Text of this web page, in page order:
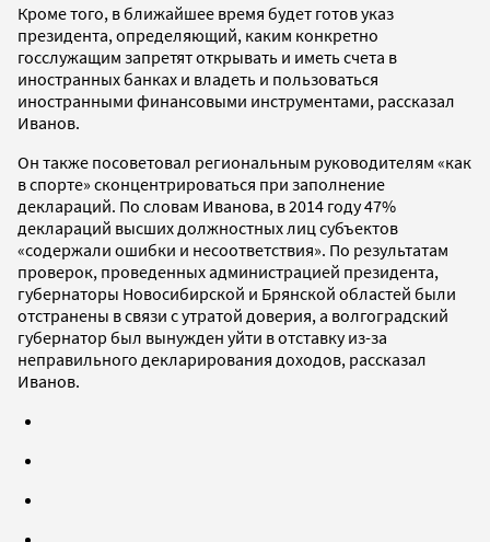
Кроме того, в ближайшее время будет готов указ
президента, определяющий, каким конкретно
госслужащим запретят открывать и иметь счета в
иностранных банках и владеть и пользоваться
иностранными финансовыми инструментами, рассказал
Иванов.
Он также посоветовал региональным руководителям «как
в спорте» сконцентрироваться при заполнение
деклараций. По словам Иванова, в 2014 году 47%
деклараций высших должностных лиц субъектов
«содержали ошибки и несоответствия». По результатам
проверок, проведенных администрацией президента,
губернаторы Новосибирской и Брянской областей были
отстранены в связи с утратой доверия, а волгоградский
губернатор был вынужден уйти в отставку из-за
неправильного декларирования доходов, рассказал
Иванов.